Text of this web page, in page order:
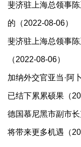
斐济驻上海总领事
的（2022-08-06）
斐济驻上海总领事
（2022-08-06）
加纳外交官亚当·阿
已结下累累硕果（
德国慕尼黑市副市
将带来更多机遇（